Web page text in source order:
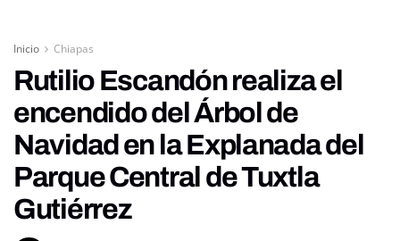
Inicio Chiapas
Rutilio Escandón realiza el
encendido del Árbol de
Navidad en la Explanada del
Parque Central de Tuxtla
Gutiérrez